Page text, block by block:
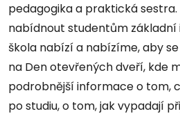
pedagogika a praktická
nabídnout studentům
škola nabízí a nabízíme, aby
na Den otevřených dveří, kde
podrobnější informace o tom,
po studiu, o tom, jak vypadají